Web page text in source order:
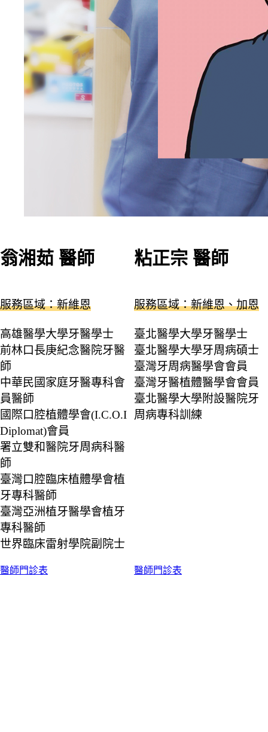
翁湘茹 醫師 粘正宗 醫師
服務區域：新維恩
高雄醫學大學牙醫學士
前林口長庚紀念醫院牙醫
師
中華民國家庭牙醫專科會
員醫師
國際口腔植體學會(I.C.O.I
Diplomat)會員
署立雙和醫院牙周病科醫
師
臺灣口腔臨床植體學會植
牙專科醫師
臺灣亞洲植牙醫學會植牙
專科醫師
世界臨床雷射學院副院士
服務區域：新維恩、加恩
臺北醫學大學牙醫學士
臺北醫學大學牙周病碩士
臺灣牙周病醫學會會員
臺灣牙醫植體醫學會會員
臺北醫學大學附設醫院牙
周病專科訓練
醫師門診表 醫師門診表